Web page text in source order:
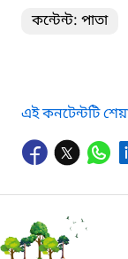
কন্টেন্ট: পাতা
এই কনটেন্টটি